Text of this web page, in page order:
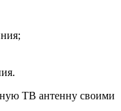
ТВ антенну своими